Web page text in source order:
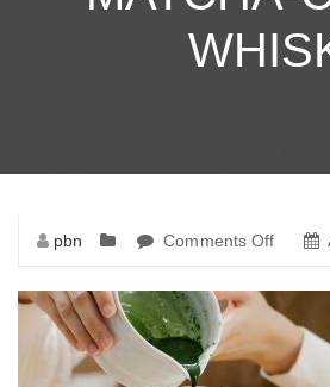
pbn Comments Off
buoc-
pha-
cold-